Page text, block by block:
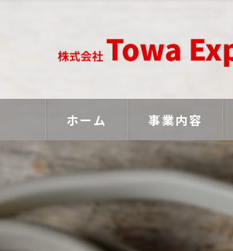
ホーム 事業内容